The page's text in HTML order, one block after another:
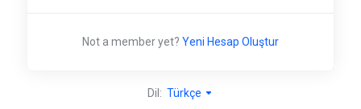
Not a member yet? Yeni Hesap Oluştur
Dil: Türkçe